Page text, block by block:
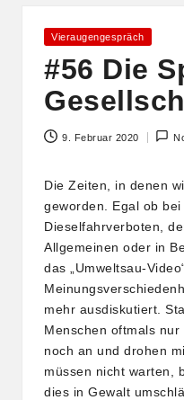
Posted
Vieraugengespräch
#56 Die
9. Februar 2020
Die Zeiten, in denen
geworden. Egal ob bei
Dieselfahrverboten,
Allgemeinen oder in
das „Umweltsau-
mehr ausdiskutiert.
Menschen oftmals nur
noch an und drohen
müssen nicht warten,
dies in Gewalt